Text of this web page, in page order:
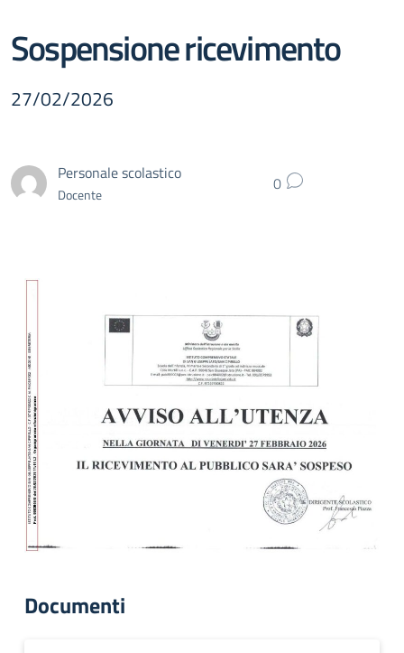
Sospensione ricevimento
27/02/2026
Personale scolastico
Docente 0
Documenti